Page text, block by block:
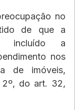
no
de que a
incluído a
nos
de imóveis,
2º, do art. 32,